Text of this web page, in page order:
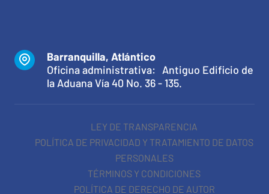
Barranquilla, Atlántico
Oficina administrativa: Antiguo Edificio de
la Aduana Vía 40 No. 36 - 135.
LEY DE TRANSPARENCIA
POLÍTICA DE PRIVACIDAD Y TRATAMIENTO DE DATOS
PERSONALES
TÉRMINOS Y CONDICIONES
POLÍTICA DE DERECHO DE AUTOR